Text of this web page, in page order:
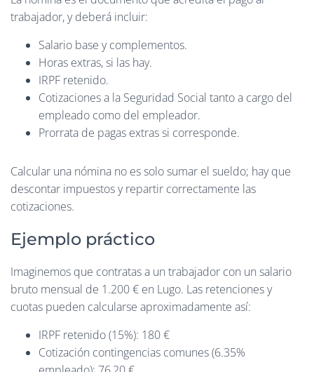
trabajador, y deberá incluir:
Salario base y complementos.
Horas extras, si las hay.
IRPF retenido.
Cotizaciones a la Seguridad Social tanto a cargo del
empleado como del empleador.
Prorrata de pagas extras si corresponde.
Calcular una nómina no es solo sumar el sueldo; hay que
descontar impuestos y repartir correctamente las
cotizaciones.
Ejemplo práctico
Imaginemos que contratas a un trabajador con un salario
bruto mensual de 1.200 € en Lugo. Las retenciones y
cuotas pueden calcularse aproximadamente así:
IRPF retenido (15%): 180 €
Cotización contingencias comunes (6.35%